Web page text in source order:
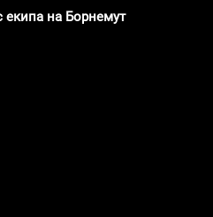
екипа на Борнемут